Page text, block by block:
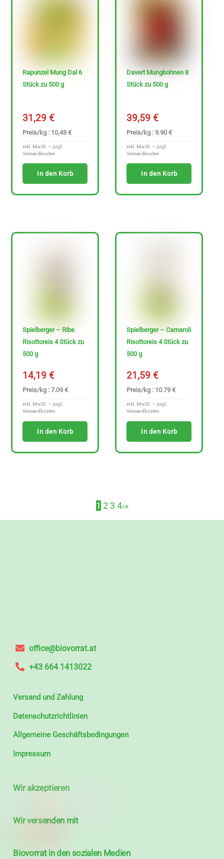
Rapunzel Mung Dal 6
Stück zu 500 g
31,29€
Preis/kg : 10,43 €
inkl. MwSt. – zzgl.
Versandkosten
In den Korb
Davert Mungbohnen 8
Stück zu 500 g
39,59€
Preis/kg : 9.90 €
inkl. MwSt. – zzgl.
Versandkosten
In den Korb
Spielberger – Ribe
Risottoreis 4 Stück zu
500 g
14,19€
Preis/kg : 7.09 €
inkl. MwSt. – zzgl.
Versandkosten
In den Korb
Spielberger – Carnaroli
Risottoreis 4 Stück zu
500 g
21,59€
Preis/kg : 10.79 €
inkl. MwSt. – zzgl.
Versandkosten
In den Korb
1 2 3 4›»
office@biovorrat.at
+43 664 1413022
Versand und Zahlung
Datenschutzrichtlinien
Allgemeine Geschäftsbedingungen
Impressum
Wir akzeptieren
Wir versenden mit
Biovorrat in den sozialen Medien